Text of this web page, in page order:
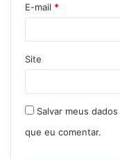
E-mail *
Site
Salvar meus
que eu comentar.